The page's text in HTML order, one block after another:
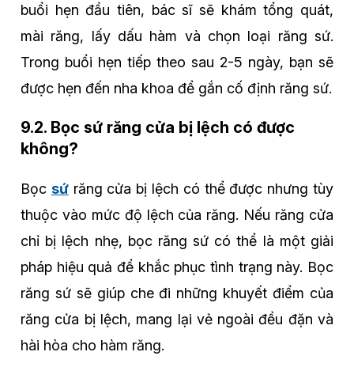
buổi hẹn đầu tiên, bác sĩ sẽ khám tổng quát,
mài răng, lấy dấu hàm và chọn loại răng sứ.
Trong buổi hẹn tiếp theo sau 2-5 ngày, bạn sẽ
được hẹn đến nha khoa để gắn cố định răng sứ.
9.2. Bọc sứ răng cửa bị lệch có được
không?
Bọc sứrăng cửa bị lệch có thể được nhưng tùy
thuộc vào mức độ lệch của răng. Nếu răng cửa
chỉ bị lệch nhẹ, bọc răng sứ có thể là một giải
pháp hiệu quả để khắc phục tình trạng này. Bọc
răng sứ sẽ giúp che đi những khuyết điểm của
răng cửa bị lệch, mang lại vẻ ngoài đều đặn và
hài hòa cho hàm răng.